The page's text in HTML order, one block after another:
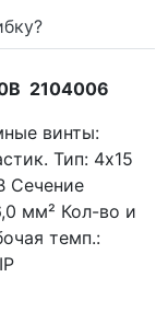
2104006
винты:
Тип: 4х15
Сечение
мм² Кол-во и
темп.: